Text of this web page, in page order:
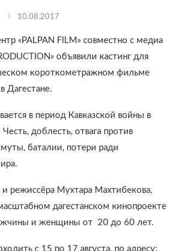
10.08.2017
«PALPAN FILM» совместно с медиа
объявили кастинг для
короткометражном фильме
Дагестане.
в период Кавказской войны в
доблесть, отвага против
баталии, потери ради
и режиссёра Мухтара Махтибекова,
дагестанском кинопроекте
и женщины от 20 до 60 лет.
с 15 по 17 августа, по адресу: